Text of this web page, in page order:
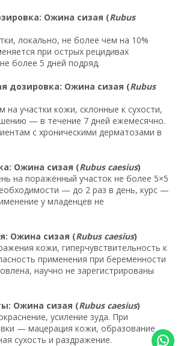
Ожина сизая (Rubus
локально, не более чем на 10%
при острых рецидивах
более 5 дней подряд.
дозировка: Ожина сизая (Rubus
на участки кожи, склонные к сухости,
— в течение 7 дней ежемесячно.
с хроническими дерматозами в
Ожина сизая (Rubus caesius)
на поражённый участок не более 5×5
— до 2 раз в день, курс —
у младенцев не
Ожина сизая (Rubus caesius)
кожи, гиперчувствительность к
применения при беременности
научно не зарегистрированы
Ожина сизая (Rubus caesius)
усиление зуда. При
— мацерация кожи, образование
сухость и раздражение.